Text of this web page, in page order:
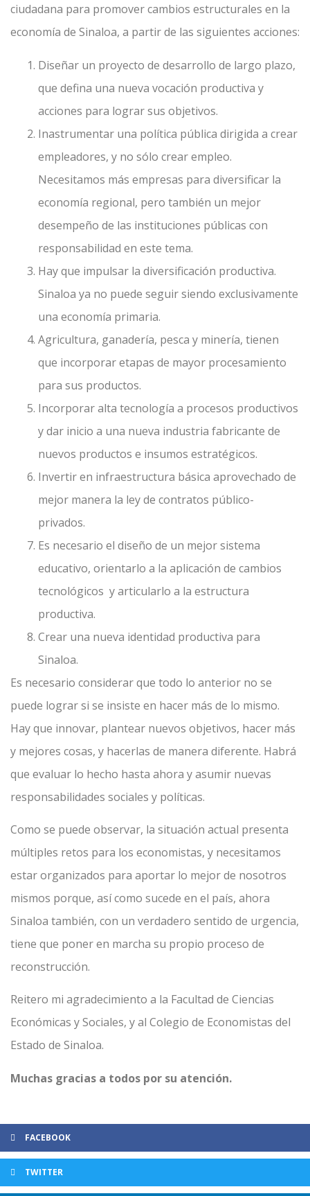
ciudadana para promover cambios estructurales en la
economía de Sinaloa, a partir de las siguientes acciones:
Diseñar un proyecto de desarrollo de largo plazo,
que defina una nueva vocación productiva y
acciones para lograr sus objetivos.
Inastrumentar una política pública dirigida a crear
empleadores, y no sólo crear empleo.
Necesitamos más empresas para diversificar la
economía regional, pero también un mejor
desempeño de las instituciones públicas con
responsabilidad en este tema.
Hay que impulsar la diversificación productiva.
Sinaloa ya no puede seguir siendo exclusivamente
una economía primaria.
Agricultura, ganadería, pesca y minería, tienen
que incorporar etapas de mayor procesamiento
para sus productos.
Incorporar alta tecnología a procesos productivos
y dar inicio a una nueva industria fabricante de
nuevos productos e insumos estratégicos.
Invertir en infraestructura básica aprovechado de
mejor manera la ley de contratos público-
privados.
Es necesario el diseño de un mejor sistema
educativo, orientarlo a la aplicación de cambios
tecnológicos y articularlo a la estructura
productiva.
Crear una nueva identidad productiva para
Sinaloa.
Es necesario considerar que todo lo anterior no se
puede lograr si se insiste en hacer más de lo mismo.
Hay que innovar, plantear nuevos objetivos, hacer más
y mejores cosas, y hacerlas de manera diferente. Habrá
que evaluar lo hecho hasta ahora y asumir nuevas
responsabilidades sociales y políticas.
Como se puede observar, la situación actual presenta
múltiples retos para los economistas, y necesitamos
estar organizados para aportar lo mejor de nosotros
mismos porque, así como sucede en el país, ahora
Sinaloa también, con un verdadero sentido de urgencia,
tiene que poner en marcha su propio proceso de
reconstrucción.
Reitero mi agradecimiento a la Facultad de Ciencias
Económicas y Sociales, y al Colegio de Economistas del
Estado de Sinaloa.
Muchas gracias a todos por su atención.
FACEBOOK
TWITTER